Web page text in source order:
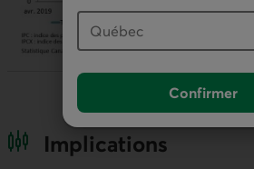
Confirmer
Implications